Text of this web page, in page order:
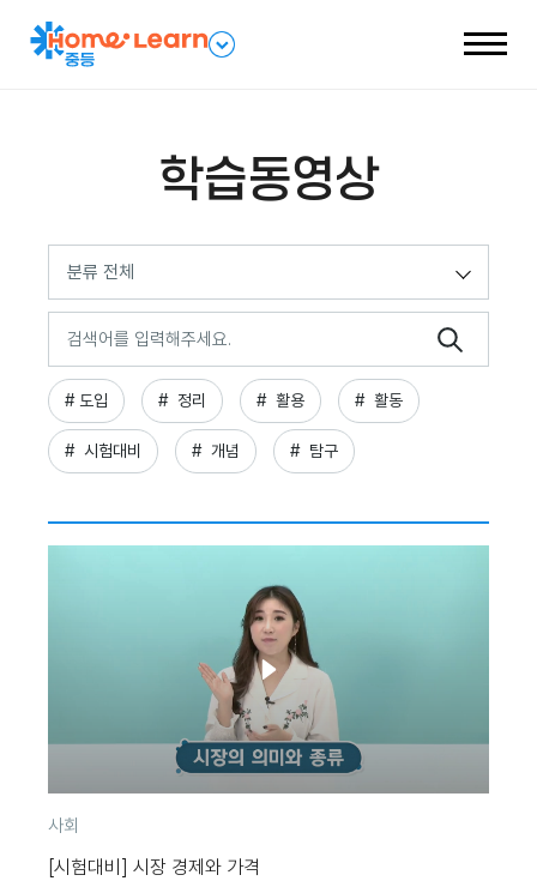
패
열
기
전
학습동영상
분류 전체
어
# 도입 #  정리 #  활용 #  활동
#  시험대비 #  개념 #  탐구
분
류
사회
[시험대비] 시장 경제와 가격